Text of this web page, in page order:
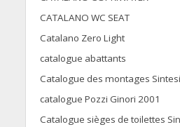
CATALANO WC SEAT
Catalano Zero Light
catalogue abattants
Catalogue des montages
catalogue Pozzi Ginori 2001
Catalogue sièges de toilettes